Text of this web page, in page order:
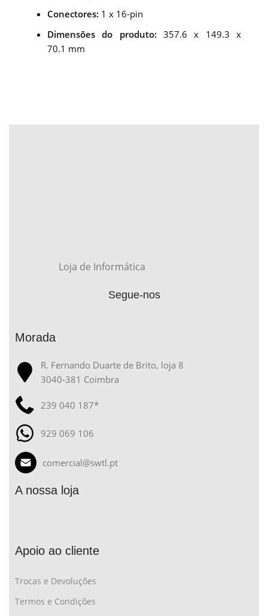
Conectores: 1 x 16-pin
Dimensões do produto: 357.6 x 149.3 x
70.1 mm
Loja de Informática
Segue-nos
Morada
R. Fernando Duarte de Brito, loja 8
3040-381 Coimbra
239 040 187*
929 069 106
comercial@swtl.pt
A nossa loja
Apoio ao cliente
Trocas e Devoluções
Termos e Condições